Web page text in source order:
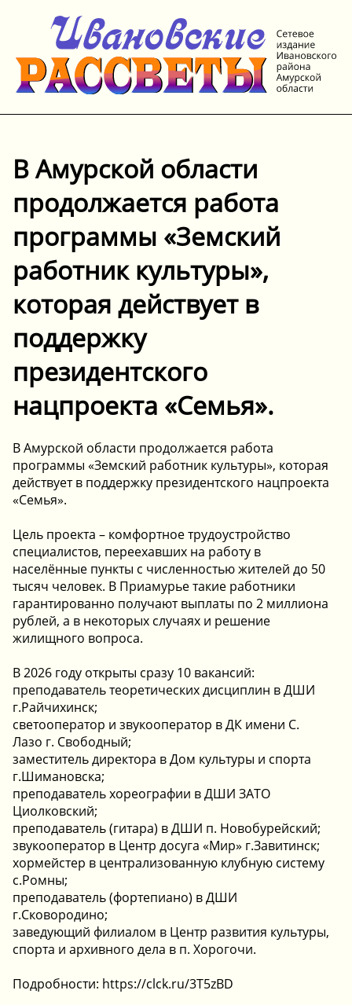
В Амурской области
продолжается работа
программы «Земский
работник культуры»,
которая действует в
поддержку
президентского
нацпроекта «Семья».
В Амурской области продолжается работа
программы «Земский работник культуры», которая
действует в поддержку президентского нацпроекта
«Семья».
Цель проекта – комфортное трудоустройство
специалистов, переехавших на работу в
населённые пункты с численностью жителей до 50
тысяч человек. В Приамурье такие работники
гарантированно получают выплаты по 2 миллиона
рублей, а в некоторых случаях и решение
жилищного вопроса.
В 2026 году открыты сразу 10 вакансий:
️преподаватель теоретических дисциплин в ДШИ
г.Райчихинск;
️светооператор и звукооператор в ДК имени С.
Лазо г. Свободный;
️заместитель директора в Дом культуры и спорта
г.Шимановска;
️преподаватель хореографии в ДШИ ЗАТО
Циолковский;
️преподаватель (гитара) в ДШИ п. Новобурейский;
️звукооператор в Центр досуга «Мир» г.Завитинск;
️хормейстер в централизованную клубную систему
с.Ромны;
️преподаватель (фортепиано) в ДШИ
г.Сковородино;
️заведующий филиалом в Центр развития культуры,
спорта и архивного дела в п. Хорогочи.
Подробности: https://clck.ru/3T5zBD